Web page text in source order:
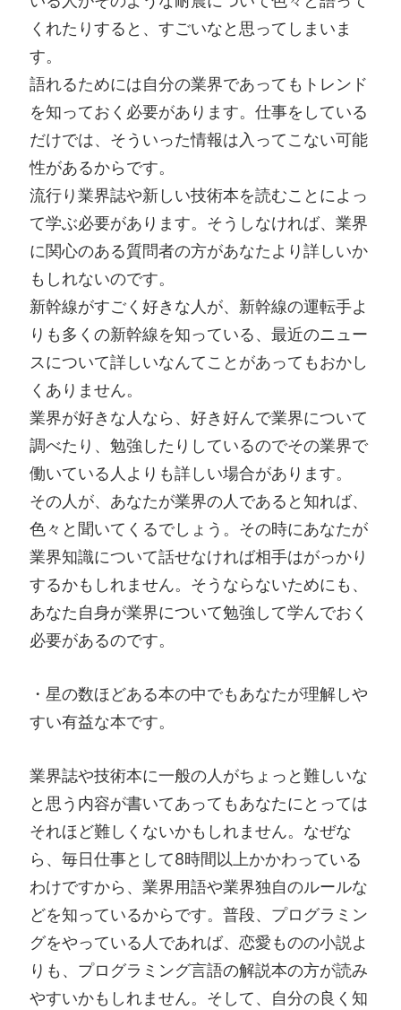
くれたりすると、すごいなと思ってしまいま
す。
語れるためには自分の業界であってもトレンド
を知っておく必要があります。仕事をしている
だけでは、そういった情報は入ってこない可能
性があるからです。
流行り業界誌や新しい技術本を読むことによっ
て学ぶ必要があります。そうしなければ、業界
に関心のある質問者の方があなたより詳しいか
もしれないのです。
新幹線がすごく好きな人が、新幹線の運転手よ
りも多くの新幹線を知っている、最近のニュー
スについて詳しいなんてことがあってもおかし
くありません。
業界が好きな人なら、好き好んで業界について
調べたり、勉強したりしているのでその業界で
働いている人よりも詳しい場合があります。
その人が、あなたが業界の人であると知れば、
色々と聞いてくるでしょう。その時にあなたが
業界知識について話せなければ相手はがっかり
するかもしれません。そうならないためにも、
あなた自身が業界について勉強して学んでおく
必要があるのです。
・星の数ほどある本の中でもあなたが理解しや
すい有益な本です。
業界誌や技術本に一般の人がちょっと難しいな
と思う内容が書いてあってもあなたにとっては
それほど難しくないかもしれません。なぜな
ら、毎日仕事として8時間以上かかわっている
わけですから、業界用語や業界独自のルールな
どを知っているからです。普段、プログラミン
グをやっている人であれば、恋愛ものの小説よ
りも、プログラミング言語の解説本の方が読み
やすいかもしれません。そして、自分の良く知